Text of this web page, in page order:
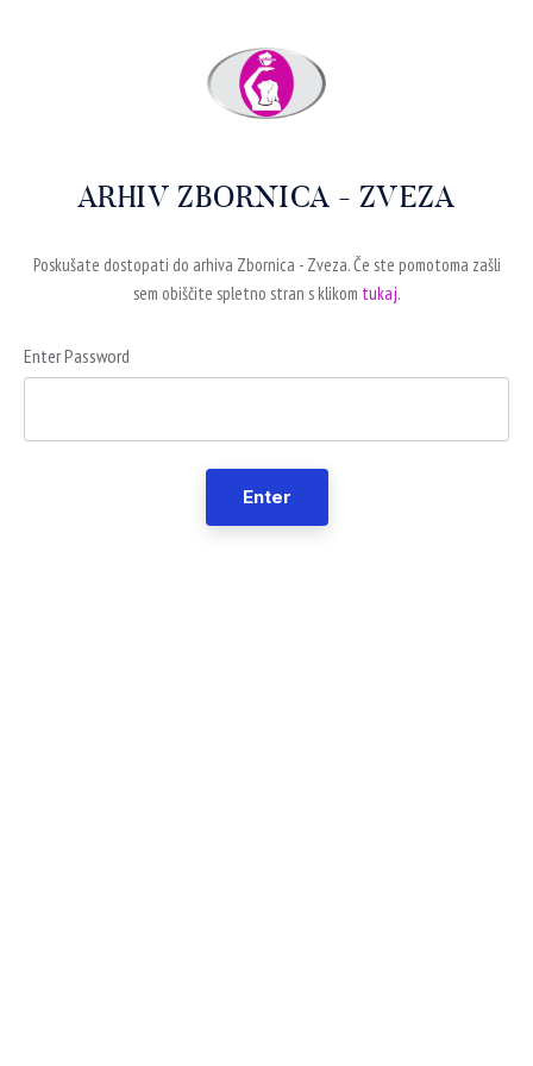
ARHIV ZBORNICA - ZVEZA
Poskušate dostopati do arhiva Zbornica - Zveza. Če ste pomotoma zašli
sem obiščite spletno stran s klikom tukaj.
Enter Password
Enter